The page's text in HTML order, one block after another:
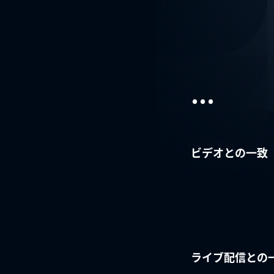
...
ビデオとの一致
ライブ配信との